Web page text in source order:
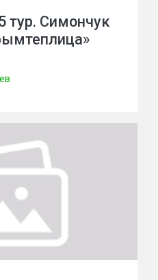
тур. Симончук